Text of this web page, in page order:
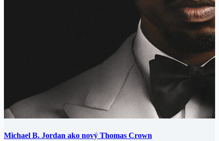
Michael B. Jordan ako nový Thomas Crown